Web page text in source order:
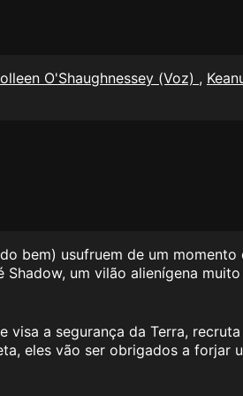
O'Shaughnessey (Voz) ,
bem) usufruem de um momento
um vilão alienígena
visa a segurança da Terra,
eles vão ser obrigados a forjar